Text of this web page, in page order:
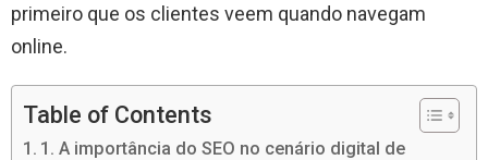
primeiro que os clientes veem quando navegam
online.
Table of Contents
1. A importância do SEO no cenário digital de